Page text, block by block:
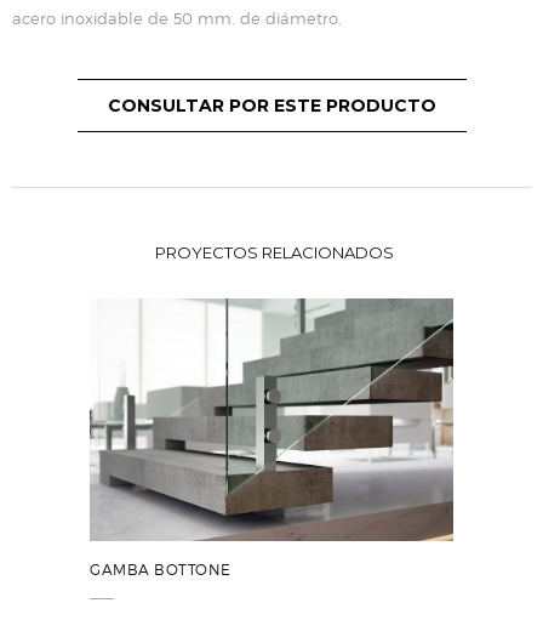
acero inoxidable de 50 mm. de diámetro.
CONSULTAR POR ESTE PRODUCTO
PROYECTOS RELACIONADOS
GAMBA BOTTONE